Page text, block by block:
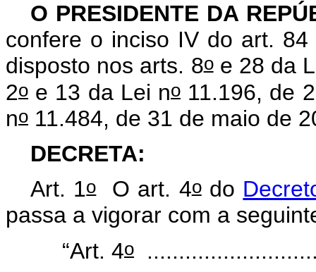
O PRESIDENTE DA
confere o inciso IV do art.
disposto nos arts. 8oe 28 da
2o e 13 da Lei no11.196, de
no 11.484, de 31 de maio de
DECRETA:
Art. 1oO art. 4odo
passa a vigorar com a
“Art. 4o